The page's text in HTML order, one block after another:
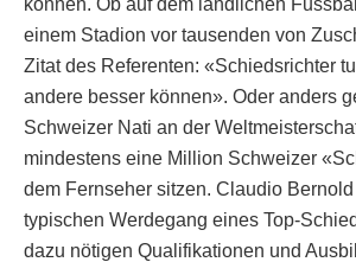
können. Ob auf dem ländlichen
einem Stadion vor tausenden von
Zitat des Referenten: «Schiedsrichter
andere besser können». Oder anders
Schweizer Nati an der
mindestens eine Million Schweizer
dem Fernseher sitzen. Claudio
typischen Werdegang eines Top-
dazu nötigen Qualifikationen und